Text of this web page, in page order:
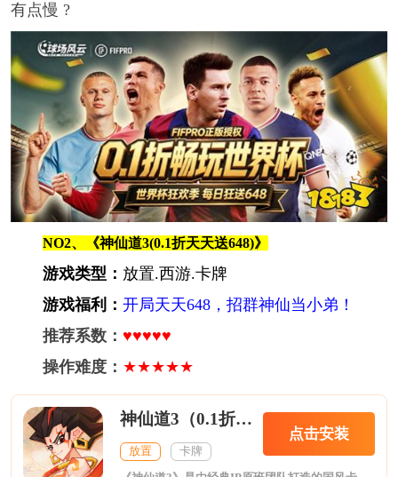
有点慢 ?
NO2、《神仙道3(0.1折天天送648)》
游戏类型： 放置.西游.卡牌
游戏福利： 开局天天648，招群神仙当小弟！
推荐系数： ♥♥♥♥♥
操作难度： ★★★★★
神仙道3（0.1折天天送648）
放置 卡牌
点击安装